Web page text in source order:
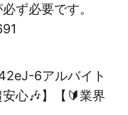
ず必要です。
6アルバイト
心🎶】【🔰業界